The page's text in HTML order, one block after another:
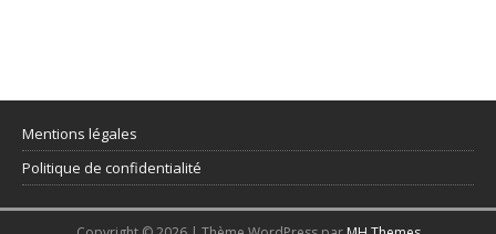
Mentions légales
Politique de confidentialité